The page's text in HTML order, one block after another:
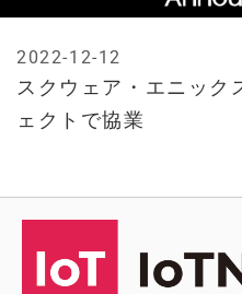
スクウェア・エニック
ェクトで協業
2022-12-12